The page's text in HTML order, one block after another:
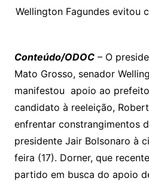
y
n
k
s
p
p
gr
m
s
a
g
e
lo
k.
c
o
m
y
e
h
o
M
ai
l
e
d
s
Wellington Fagundes evitou
Conteúdo/ODOC– O
Mato Grosso, senador
manifestou apoio ao
candidato à reeleição,
enfrentar constrangimentos
presidente Jair Bolsonaro à
feira (17). Dorner, que
partido em busca do apoio